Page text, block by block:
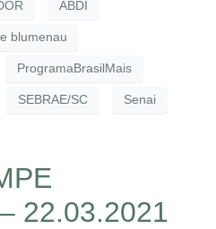
ABDI
blumenau
ProgramaBrasilMais
SEBRAE/SC Senai
22.03.2021